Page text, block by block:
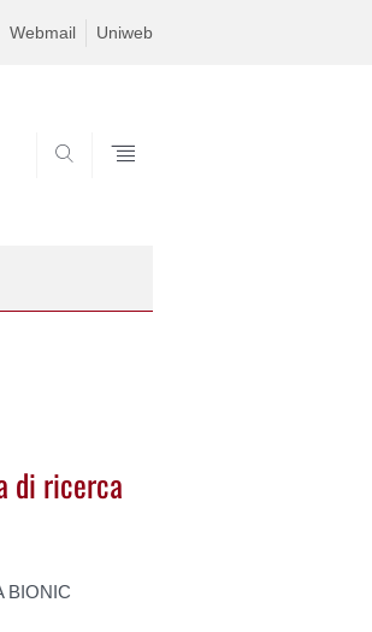
Webmail Uniweb
di ricerca
BIONIC